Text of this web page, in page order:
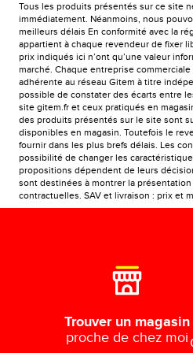
Tous les produits présentés sur ce site
immédiatement. Néanmoins, nous
meilleurs délais En conformité avec la
appartient à chaque revendeur de fixer
prix indiqués ici n’ont qu’une valeur
marché. Chaque entreprise
adhérente au réseau Gitem à titre
possible de constater des écarts entre
site gitem.fr et ceux pratiqués en
des produits présentés sur le site sont
disponibles en magasin. Toutefois le
fournir dans les plus brefs délais. Les
possibilité de changer les
propositions dépendent de leurs
sont destinées à montrer la
contractuelles. SAV et livraison : prix et
Trouver un magasin
proche de chez moi